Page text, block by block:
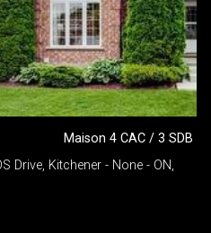
Maison 4 CAC / 3 SDB
Drive, Kitchener - None - ON,